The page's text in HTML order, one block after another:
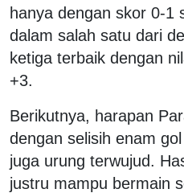
hanya dengan skor 0-1
dalam salah satu dari
ketiga terbaik dengan
+3.
Berikutnya, harapan
dengan selisih enam
juga urung terwujud.
justru mampu bermain